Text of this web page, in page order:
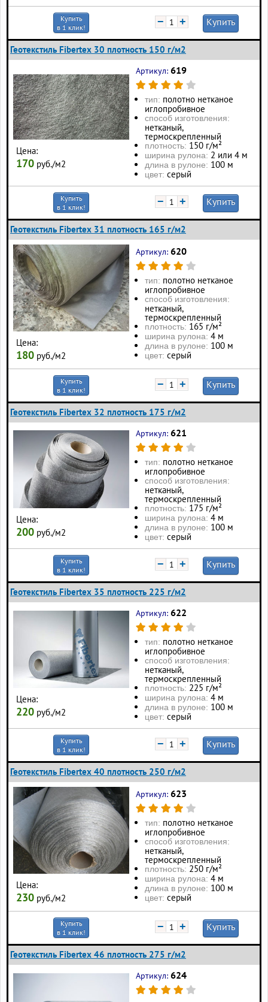
Купить
в 1 клик!
− + Купить
Геотекстиль Fibertex 30 плотность 150 г/м2
Цена:
170 руб./м2
Артикул: 619
тип: полотно нетканое
иглопробивное
способ изготовления:
нетканый,
термоскрепленный
плотность: 150 г/м²
ширина рулона: 2 или 4 м
длина в рулоне: 100 м
цвет: серый
Купить
в 1 клик!
− + Купить
Геотекстиль Fibertex 31 плотность 165 г/м2
Цена:
180 руб./м2
Артикул: 620
тип: полотно нетканое
иглопробивное
способ изготовления:
нетканый,
термоскрепленный
плотность: 165 г/м²
ширина рулона: 4 м
длина в рулоне: 100 м
цвет: серый
Купить
в 1 клик!
− + Купить
Геотекстиль Fibertex 32 плотность 175 г/м2
Цена:
200 руб./м2
Артикул: 621
тип: полотно нетканое
иглопробивное
способ изготовления:
нетканый,
термоскрепленный
плотность: 175 г/м²
ширина рулона: 4 м
длина в рулоне: 100 м
цвет: серый
Купить
в 1 клик!
− + Купить
Геотекстиль Fibertex 35 плотность 225 г/м2
Цена:
220 руб./м2
Артикул: 622
тип: полотно нетканое
иглопробивное
способ изготовления:
нетканый,
термоскрепленный
плотность: 225 г/м²
ширина рулона: 4 м
длина в рулоне: 100 м
цвет: серый
Купить
в 1 клик!
− + Купить
Геотекстиль Fibertex 40 плотность 250 г/м2
Цена:
230 руб./м2
Артикул: 623
тип: полотно нетканое
иглопробивное
способ изготовления:
нетканый,
термоскрепленный
плотность: 250 г/м²
ширина рулона: 4 м
длина в рулоне: 100 м
цвет: серый
Купить
в 1 клик!
− + Купить
Геотекстиль Fibertex 46 плотность 275 г/м2
Артикул: 624